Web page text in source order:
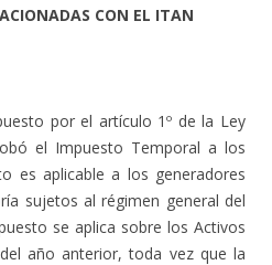
CON EL ITAN
por el artículo 1º de la Ley
el Impuesto Temporal a los
es aplicable a los generadores
sujetos al régimen general del
se aplica sobre los Activos
año anterior, toda vez que la